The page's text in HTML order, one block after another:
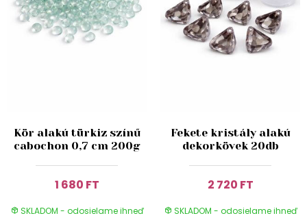
Kör alakú türkiz színű
cabochon 0,7 cm 200g
1 680 FT
SKLADOM - odosielame ihneď
Fekete kristály alakú
dekorkövek 20db
2 720 FT
SKLADOM - odosielame ihneď